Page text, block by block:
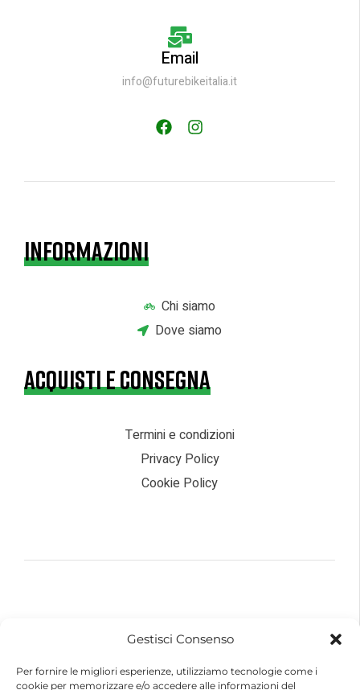
Gestisci Consenso
Per fornire le migliori esperienze, utilizziamo tecnologie come i
cookie per memorizzare e/o accedere alle informazioni del
Email
info@futurebikeitalia.it
INFORMAZIONI
Chi siamo
Dove siamo
ACQUISTI E CONSEGNA
Termini e condizioni
Privacy Policy
Cookie Policy
Sede Legale: Via Argine Polcevera, 16D Scala A
CAP 16161 Genova (GE)